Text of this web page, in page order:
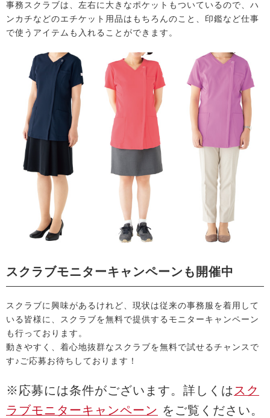
事務スクラブは、左右に大きなポケットもついているので、ハ
ンカチなどのエチケット用品はもちろんのこと、印鑑など仕事
で使うアイテムも入れることができます。
スクラブモニターキャンペーンも開催中
スクラブに興味があるけれど、現状は従来の事務服を着用して
いる皆様に、スクラブを無料で提供するモニターキャンペーン
も行っております。
動きやすく、着心地抜群なスクラブを無料で試せるチャンスで
す♪ご応募お待ちしております！
※応募には条件がございます。詳しくは スク
ラブモニターキャンペーン をご覧ください。